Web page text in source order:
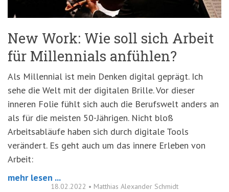
New Work: Wie soll sich Arbeit
für Millennials anfühlen?
Als Millennial ist mein Denken digital geprägt. Ich
sehe die Welt mit der digitalen Brille. Vor dieser
inneren Folie fühlt sich auch die Berufswelt anders an
als für die meisten 50-Jährigen. Nicht bloß
Arbeitsabläufe haben sich durch digitale Tools
verändert. Es geht auch um das innere Erleben von
Arbeit:
mehr lesen ...
18.02.2022 • Matthias Alexander Schmidt